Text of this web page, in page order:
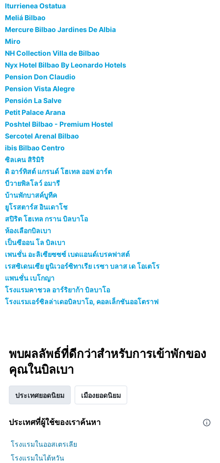
Iturrienea Ostatua
Meliá Bilbao
Mercure Bilbao Jardines De Albia
Miro
NH Collection Villa de Bilbao
Nyx Hotel Bilbao By Leonardo Hotels
Pension Don Claudio
Pension Vista Alegre
Pensión La Salve
Petit Palace Arana
Poshtel Bilbao - Premium Hostel
Sercotel Arenal Bilbao
ibis Bilbao Centro
ซิลเคน สิริมิริ
ดิ อาร์ทิสต์ แกรนด์ โฮเทล ออฟ อาร์ต
บีวายพิลโลว์ อมารี
บ้านพักบาสค์บูทีค
ยูโรสตาร์ส อินเดาโช
สปิริต โฮเทล กราน บิลบาโอ
ห้องเลือกบิลเบา
เป็นซีออน โล บิลเบา
เพนชั่น อะลิเซียซซซ์ เบดแอนด์เบรคฟาสต์
เรสซิเดนเซีย ยูนิเวอร์ซิทาเรีย เรซา บลาส เด โอเตโร
แพนชั่น เบโกญา
โรงแรมคาชวล อาร์ริยาก้า บิลบาโอ
โรงแรมเอร์ซิลล่าเดอบิลบาโอ, คอลเล็กชันออโตราฟ
พบผลลัพธ์ที่ดีกว่าสำหรับการเข้าพักของ
คุณในบิลเบา
ประเทศยอดนิยม เมืองยอดนิยม
ประเทศที่ผู้ใช้ของเราค้นหา
โรงแรมในออสเตรเลีย
โรงแรมในไต้หวัน